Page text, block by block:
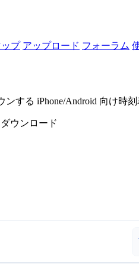
プ アップロード フォーラム
する iPhone/Android 向け時
ウンロード